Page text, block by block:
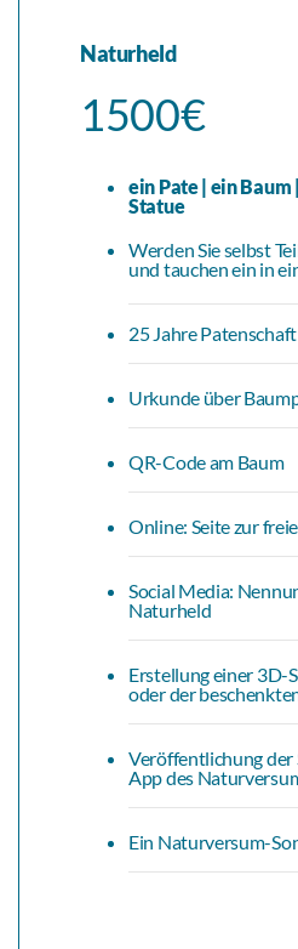
Naturheld
1500€
ein Pate | ein
Statue
Werden Sie selbst
und tauchen ein in
25 Jahre Patenschaft
Urkunde über
QR-Code am Baum
Online: Seite zur
Social Media:
Naturheld
Erstellung einer 3D-
oder der
Veröffentlichung der
App des
Ein Naturversum-